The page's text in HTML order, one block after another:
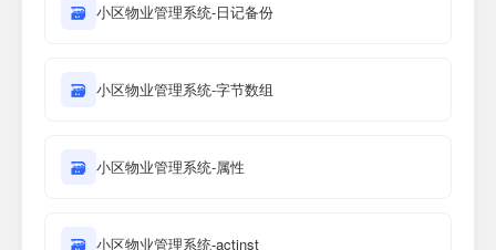
🗃 小区物业管理系统-日记备份
🗃 小区物业管理系统-字节数组
🗃 小区物业管理系统-属性
🗃 小区物业管理系统-actinst